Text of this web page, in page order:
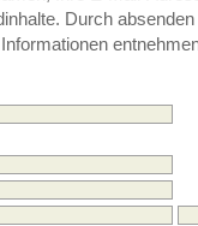
Durch